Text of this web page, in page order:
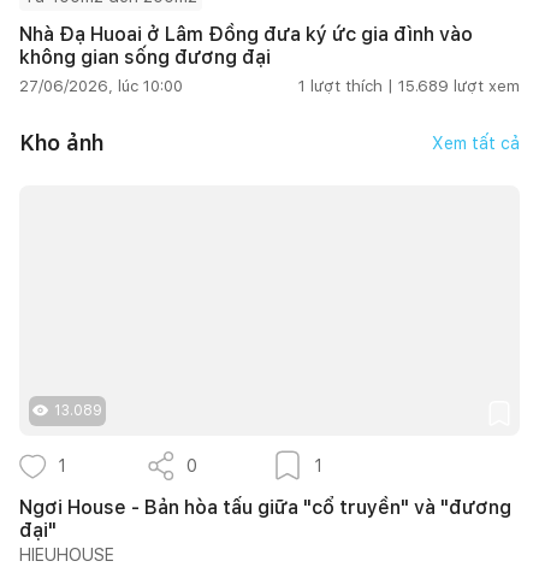
Nhà Đạ Huoai ở Lâm Đồng đưa ký ức gia đình vào
không gian sống đương đại
27/06/2026, lúc 10:00 1 lượt thích | 15.689 lượt xem
Kho ảnh Xem tất cả
13.089
1 0 1
Ngơi House - Bản hòa tấu giữa "cổ truyền" và "đương
đại"
HIEUHOUSE